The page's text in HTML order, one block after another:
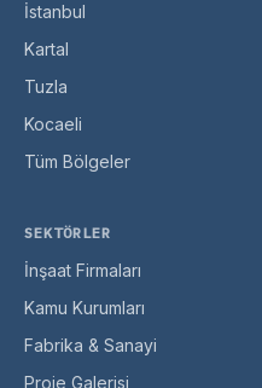
İstanbul
Kartal
Tuzla
Kocaeli
Tüm Bölgeler
SEKTÖRLER
İnşaat Firmaları
Kamu Kurumları
Fabrika & Sanayi
Proje Galerisi